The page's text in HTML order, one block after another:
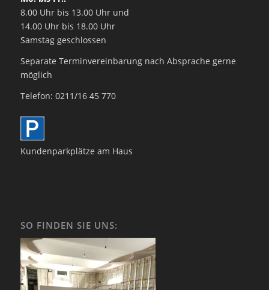
8.00 Uhr bis 13.00 Uhr und
14.00 Uhr bis 18.00 Uhr
Samstag geschlossen
Separate Terminvereinbarung nach Absprache gerne
möglich
Telefon: 0211/16 45 770
Kundenparkplätze am Haus
SO FINDEN SIE UNS: